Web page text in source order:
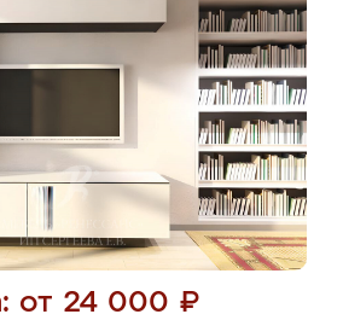
от 24 000 ₽